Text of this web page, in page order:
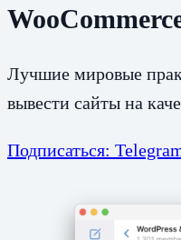
Лучшие мировые
вывести сайты на
Подписаться: